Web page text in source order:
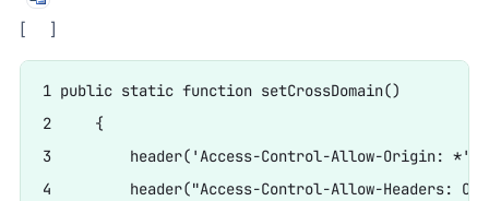
[ ]
1 public static function setCrossDomain()
2     {
3         header('Access-Control-Allow-Origin: *');
4         header("Access-Control-Allow-Headers: